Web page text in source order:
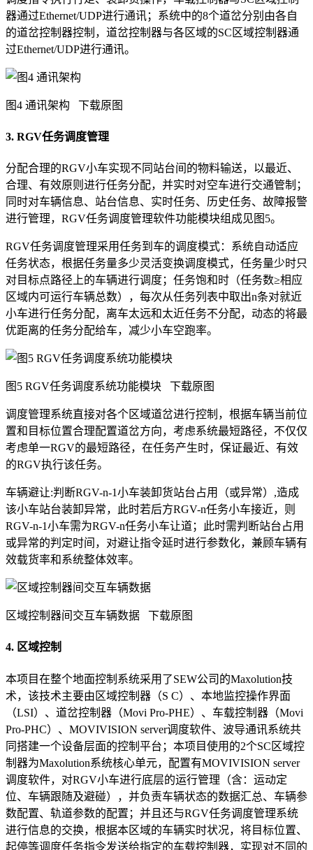
器通过Ethernet/UDP进行通讯；系统中的8个道岔分别由各自
的道岔控制器控制，道岔控制器与各区域的SC区域控制器通
过Ethernet/UDP进行通讯。
图4 通讯架构 下载原图
3. RGV任务调度管理
分配合理的RGV小车实现不同站台间的物料输送，以最近、
合理、有效原则进行任务分配，并实时对空车进行交通管制；
同时对车辆信息、站台信息、实时任务、历史任务、故障报警
进行管理，RGV任务调度管理软件功能模块组成见图5。
RGV任务调度管理采用任务到车的调度模式：系统自动适应
任务状态，根据任务量多少灵活变换调度模式，任务量少时只
对目标点路径上的车辆进行调度；任务饱和时（任务数≥相应
区域内可运行车辆总数），每次从任务列表中取出n条对就近
小车进行任务分配，离车太远和太近任务不分配，动态的将最
优距离的任务分配给车，减少小车空跑率。
图5 RGV任务调度系统功能模块 下载原图
调度管理系统直接对各个区域道岔进行控制，根据车辆当前位
置和目标位置合理配置道岔方向，考虑系统最短路径，不仅仅
考虑单一RGV的最短路径，在任务产生时，保证最近、有效
的RGV执行该任务。
车辆避让:判断RGV-n-1小车装卸货站台占用（或异常）,造成
该小车站台装卸异常，此时若后方RGV-n任务小车接近，则
RGV-n-1小车需为RGV-n任务小车让道；此时需判断站台占用
或异常的判定时间，对避让指令延时进行参数化，兼顾车辆有
效载货率和系统整体效率。
区域控制器间交互车辆数据 下载原图
4. 区域控制
本项目在整个地面控制系统采用了SEW公司的Maxolution技
术，该技术主要由区域控制器（S C）、本地监控操作界面
（LSI）、道岔控制器（Movi Pro-PHE）、车载控制器（Movi
Pro-PHC）、MOVIVISION server调度软件、波导通讯系统共
同搭建一个设备层面的控制平台；本项目使用的2个SC区域控
制器为Maxolution系统核心单元，配置有MOVIVISION server
调度软件，对RGV小车进行底层的运行管理（含：运动定
位、车辆跟随及避碰），并负责车辆状态的数据汇总、车辆参
数配置、轨道参数的配置；并且还与RGV任务调度管理系统
进行信息的交换，根据本区域的车辆实时状况，将目标位置、
起停等调度任务指令发送给指定的车载控制器，实现对不同的